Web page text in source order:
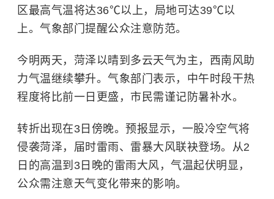
区最高气温将达36℃以上，局地可达39℃以
上。气象部门提醒公众注意防范。
今明两天，菏泽以晴到多云天气为主，西南风助
力气温继续攀升。气象部门表示，中午时段干热
程度将比前一日更盛，市民需谨记防暑补水。
转折出现在3日傍晚。预报显示，一股冷空气将
侵袭菏泽，届时雷雨、雷暴大风联袂登场。从2
日的高温到3日晚的雷雨大风，气温起伏明显，
公众需注意天气变化带来的影响。